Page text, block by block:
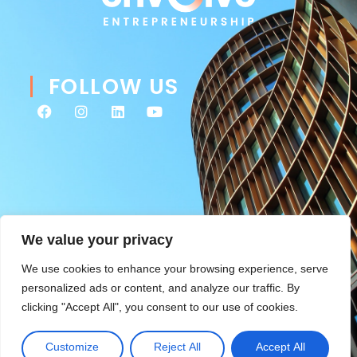
We value your privacy
We use cookies to enhance your browsing experience, serve
personalized ads or content, and analyze our traffic. By
clicking "Accept All", you consent to our use of cookies.
Customize Reject All Accept All
FOLLOW US
©2026 Envolve Entrepreneurship. All rights reserved.